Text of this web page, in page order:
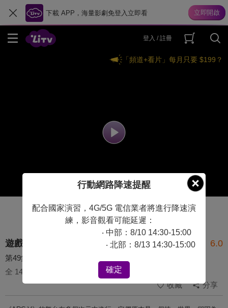
下載 APP，海量影劇免登入立即看
登入 / 註冊
「頻道+看片」每月只要 $199？
遊戲王ARC-V 6.0
第49集 用決鬥帶來笑容
全 148 集
收藏
分享
行動網路降速提醒
配合國家演習，4G/5G 電信業者將進行降速演
練，影音觀看可能延遲：
‧ 中部：8/10 14:30-15:00
‧ 北部：8/13 14:30-15:00
確定